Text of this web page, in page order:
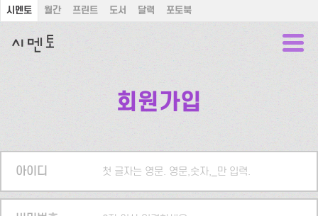
시멘토 월간 프린트 도서 달력 포토북
회원가입
아이디 첫 글자는 영문. 영문,숫자,_만 입력.